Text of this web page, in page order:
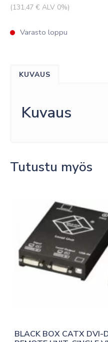
(131,47 € ALV 0%)
Varasto loppu
KUVAUS
Kuvaus
Tutustu myös
BLACK BOX CATX DVI-